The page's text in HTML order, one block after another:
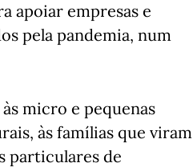
apoiar empresas e
pela pandemia, num
micro e pequenas
às famílias que viram
particulares de